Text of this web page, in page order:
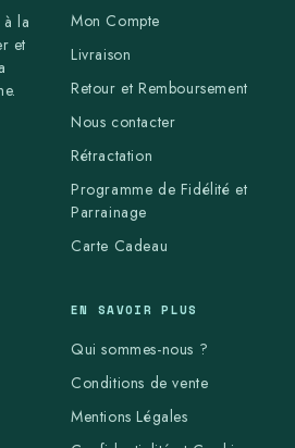
la
et
Mon Compte
Livraison
Retour et Remboursement
Nous contacter
Rétractation
Programme de Fidélité et
Parrainage
Carte Cadeau
EN SAVOIR PLUS
Qui sommes-nous ?
Conditions de vente
Mentions Légales